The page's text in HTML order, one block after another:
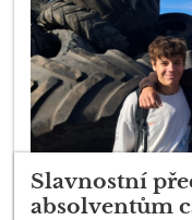
Slavnostní
absolventům